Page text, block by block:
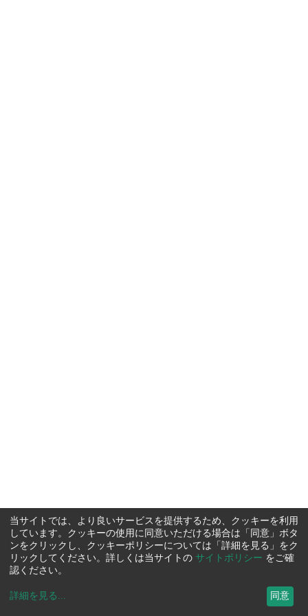
当サイトでは、より良いサービスを提供するため、クッキーを利用
しています。クッキーの使用に同意いただける場合は「同意」ボタ
ンをクリックし、クッキーポリシーについては「詳細を見る」をク
リックしてください。詳しくは当サイトの サイトポリシー をご確
認ください。
詳細を見る ... 同意